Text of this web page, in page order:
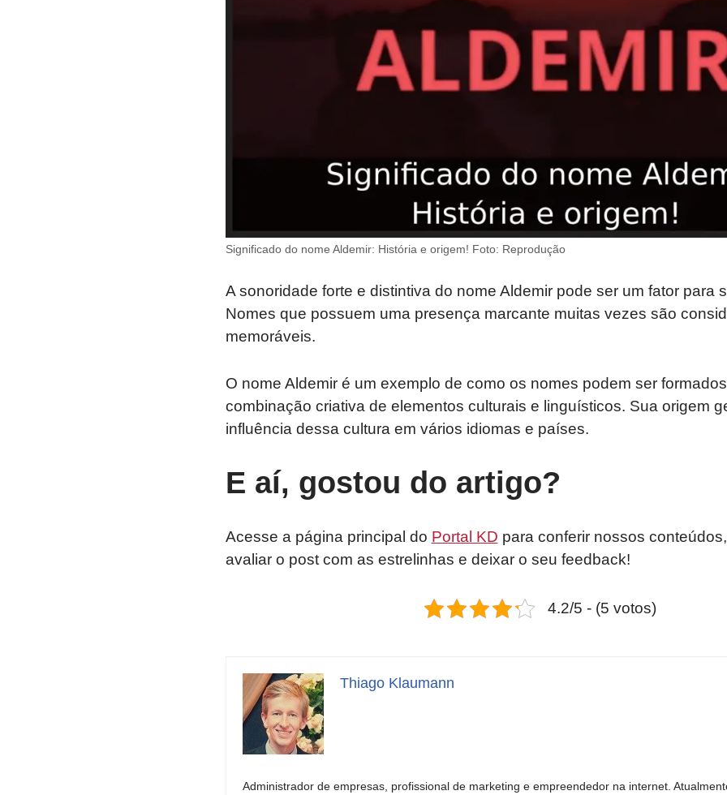
Significado do nome Aldemir: História e origem! Foto: Reprodução
A sonoridade forte e distintiva do nome Aldemir pode ser um fator para
Nomes que possuem uma presença marcante muitas vezes são
memoráveis.
O nome Aldemir é um exemplo de como os nomes podem ser
combinação criativa de elementos culturais e linguísticos. Sua origem
influência dessa cultura em vários idiomas e países.
E aí, gostou do artigo?
Acesse a página principal do Portal KD para conferir nossos
avaliar o post com as estrelinhas e deixar o seu feedback!
4.2/5 - (5 votos)
Thiago Klaumann
Administrador de empresas, profissional de marketing e empreendedor na internet.